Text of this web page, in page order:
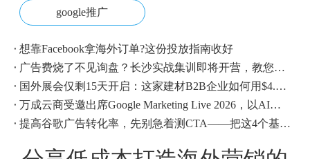
google推广
想靠Facebook拿海外订单?这份投放指南收好
广告费烧了不见询盘？长沙实战集训即将开营，教您SEM投放+GEO流量收割，把预算变成真订单
国外展会仅剩15天开启：这家建材B2B企业如何用$4.1撬动近500条本地经销商线索？
万成云商受邀出席Google Marketing Live 2026，以AI之力领航出海增长新浪潮
提高谷歌广告转化率，先别急着测CTA——把这4个基础动作做对，比什么都管用